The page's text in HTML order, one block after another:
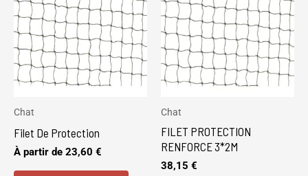
Chat
Filet De Protection
À partir de 23,60 €
a
plusieurs
variations.
Les
options
peuvent
choisies
Chat
FILET PROTECTION
RENFORCE 3*2M
38,15 €